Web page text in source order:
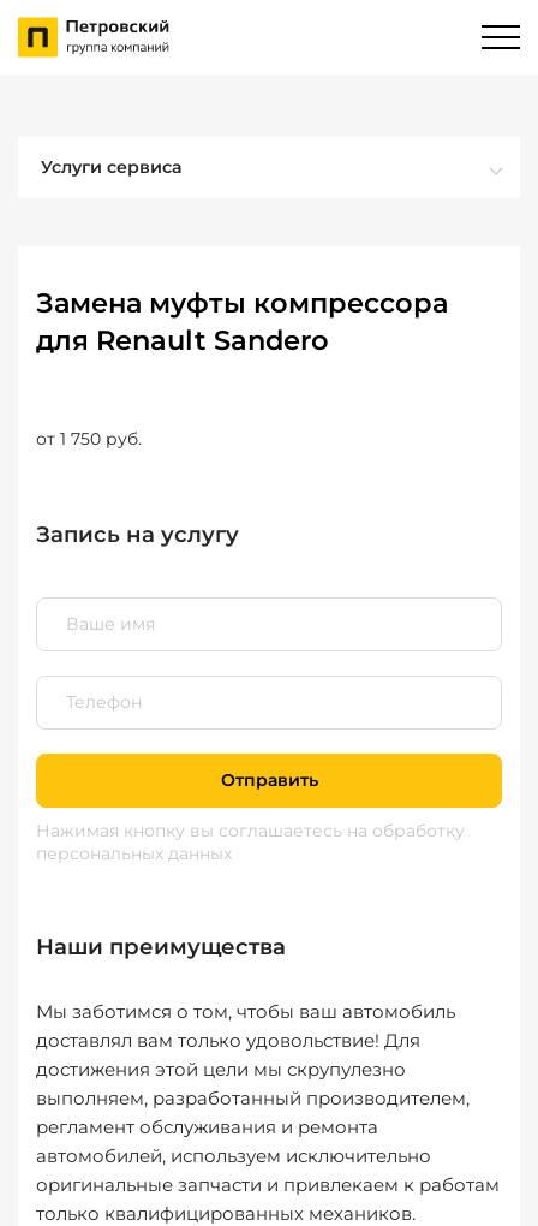
Услуги сервиса
Замена муфты компрессора
для Renault Sandero
от 1 750 руб.
Запись на услугу
Отправить
Нажимая кнопку вы соглашаетесь на обработку
персональных данных
Наши преимущества
Мы заботимся о том, чтобы ваш автомобиль
доставлял вам только удовольствие! Для
достижения этой цели мы скрупулезно
выполняем, разработанный производителем,
регламент обслуживания и ремонта
автомобилей, используем исключительно
оригинальные запчасти и привлекаем к работам
только квалифицированных механиков.